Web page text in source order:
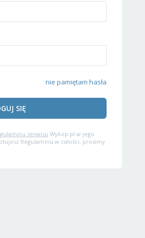
nie pamiętam hasła
SIĘ
serwisu Wykop.pl w jego
Regulaminu w całości, prosimy